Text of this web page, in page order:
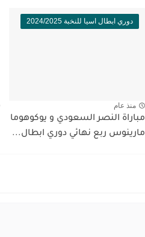
دوري ابطال اسيا للنخبة 2024/2025
منذ عام
مباراة النصر السعودي و يوكوهوما
مارينوس ربع نهائي دوري ابطال...